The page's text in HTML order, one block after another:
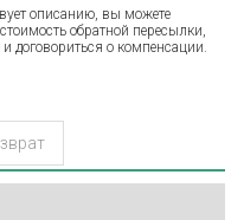
описанию, вы можете
обратной пересылки,
и договориться о компенсации.